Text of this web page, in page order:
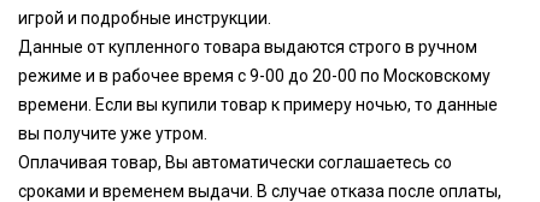
игрой и подробные инструкции.
Данные от купленного товара выдаются строго в ручном
режиме и в рабочее время с 9-00 до 20-00 по Московскому
времени. Если вы купили товар к примеру ночью, то данные
вы получите уже утром.
Оплачивая товар, Вы автоматически соглашаетесь со
сроками и временем выдачи. В случае отказа после оплаты,